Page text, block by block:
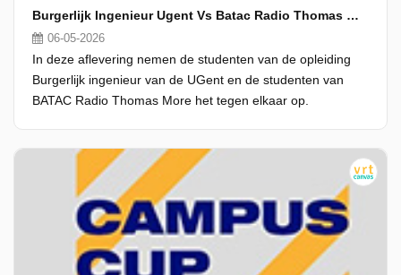
Burgerlijk Ingenieur Ugent Vs Batac Radio Thomas More
06-05-2026
In deze aflevering nemen de studenten van de opleiding
Burgerlijk ingenieur van de UGent en de studenten van
BATAC Radio Thomas More het tegen elkaar op.